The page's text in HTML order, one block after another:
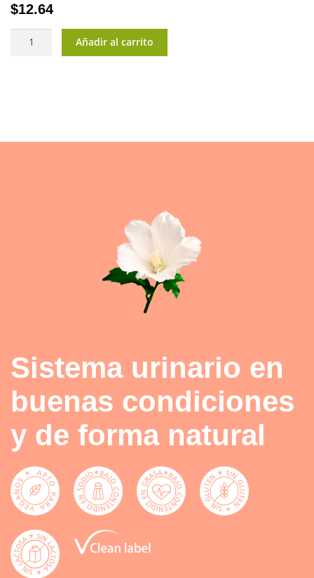
$12.64
cantidad
Añadir al carrito
Sistema urinario en
buenas condiciones
y de forma natural